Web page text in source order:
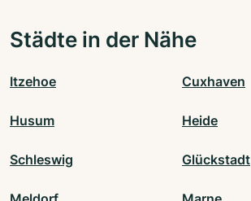
Städte in der Nähe
Itzehoe Cuxhaven
Husum Heide
Schleswig Glückstadt